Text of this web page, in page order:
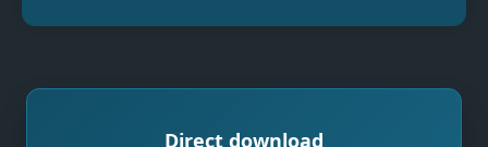
Direct download